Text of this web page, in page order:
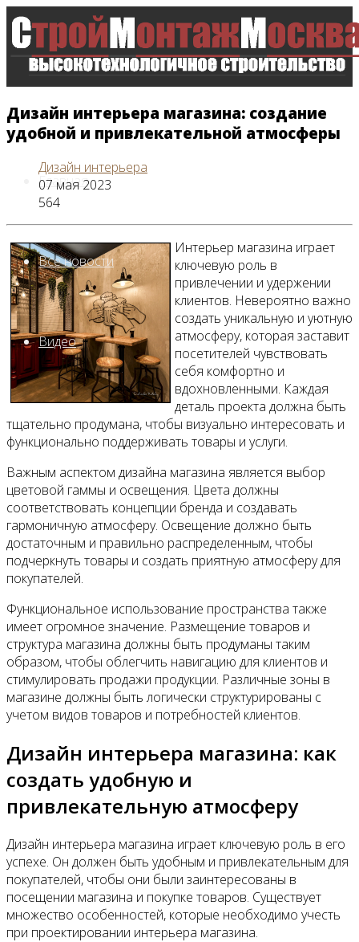
Главная
Все новости
Видео
Дизайн интерьера магазина: создание
удобной и привлекательной атмосферы
Дизайн интерьера
07 мая 2023
564
Интерьер магазина играет
ключевую роль в
привлечении и удержении
клиентов. Невероятно важно
создать уникальную и уютную
атмосферу, которая заставит
посетителей чувствовать
себя комфортно и
вдохновленными. Каждая
деталь проекта должна быть
тщательно продумана, чтобы визуально интересовать и
функционально поддерживать товары и услуги.
Важным аспектом дизайна магазина является выбор
цветовой гаммы и освещения. Цвета должны
соответствовать концепции бренда и создавать
гармоничную атмосферу. Освещение должно быть
достаточным и правильно распределенным, чтобы
подчеркнуть товары и создать приятную атмосферу для
покупателей.
Функциональное использование пространства также
имеет огромное значение. Размещение товаров и
структура магазина должны быть продуманы таким
образом, чтобы облегчить навигацию для клиентов и
стимулировать продажи продукции. Различные зоны в
магазине должны быть логически структурированы с
учетом видов товаров и потребностей клиентов.
Дизайн интерьера магазина: как
создать удобную и
привлекательную атмосферу
Дизайн интерьера магазина играет ключевую роль в его
успехе. Он должен быть удобным и привлекательным для
покупателей, чтобы они были заинтересованы в
посещении магазина и покупке товаров. Существует
множество особенностей, которые необходимо учесть
при проектировании интерьера магазина.